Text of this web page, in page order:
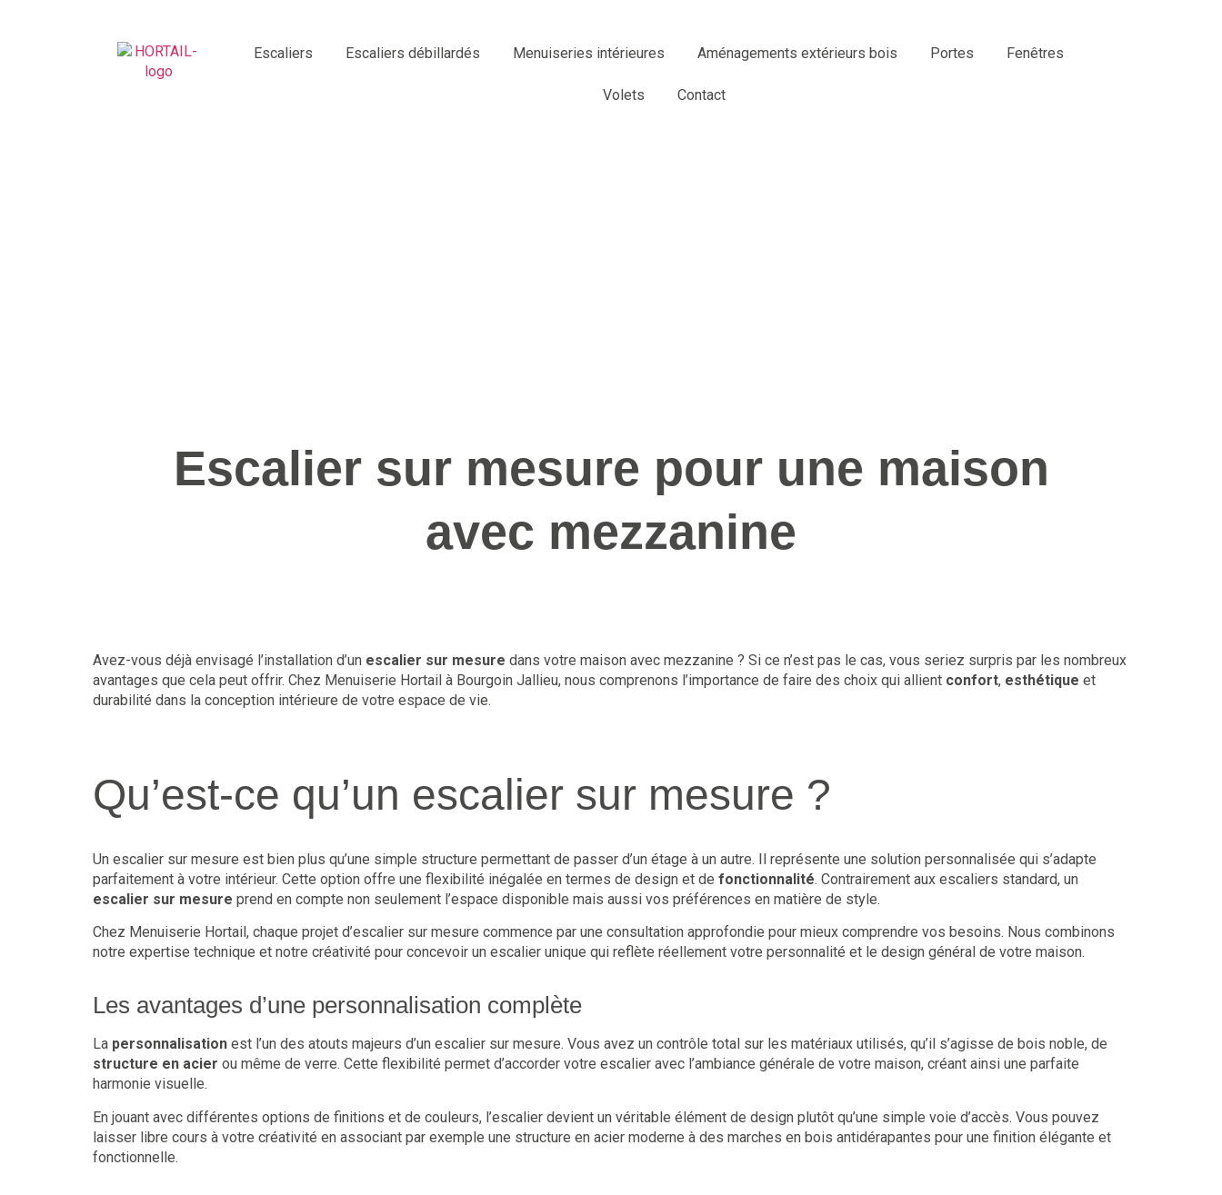
Escaliers Escaliers débillardés Menuiseries intérieures Aménagements extérieurs bois Portes Fenêtres
Volets Contact
Escalier sur mesure pour une maison
avec mezzanine
Avez-vous déjà envisagé l’installation d’un escalier sur mesure dans votre maison avec mezzanine ? Si ce n’est pas le cas, vous seriez surpris par les nombreux
avantages que cela peut offrir. Chez Menuiserie Hortail à Bourgoin Jallieu, nous comprenons l’importance de faire des choix qui allient confort, esthétique et
durabilité dans la conception intérieure de votre espace de vie.
Qu’est-ce qu’un escalier sur mesure ?
Un escalier sur mesure est bien plus qu’une simple structure permettant de passer d’un étage à un autre. Il représente une solution personnalisée qui s’adapte
parfaitement à votre intérieur. Cette option offre une flexibilité inégalée en termes de design et de fonctionnalité. Contrairement aux escaliers standard, un
escalier sur mesure prend en compte non seulement l’espace disponible mais aussi vos préférences en matière de style.
Chez Menuiserie Hortail, chaque projet d’escalier sur mesure commence par une consultation approfondie pour mieux comprendre vos besoins. Nous combinons
notre expertise technique et notre créativité pour concevoir un escalier unique qui reflète réellement votre personnalité et le design général de votre maison.
Les avantages d’une personnalisation complète
La personnalisation est l’un des atouts majeurs d’un escalier sur mesure. Vous avez un contrôle total sur les matériaux utilisés, qu’il s’agisse de bois noble, de
structure en acier ou même de verre. Cette flexibilité permet d’accorder votre escalier avec l’ambiance générale de votre maison, créant ainsi une parfaite
harmonie visuelle.
En jouant avec différentes options de finitions et de couleurs, l’escalier devient un véritable élément de design plutôt qu’une simple voie d’accès. Vous pouvez
laisser libre cours à votre créativité en associant par exemple une structure en acier moderne à des marches en bois antidérapantes pour une finition élégante et
fonctionnelle.